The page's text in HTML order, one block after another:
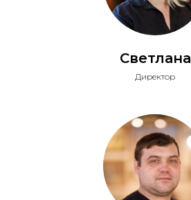
Светлана
Директор